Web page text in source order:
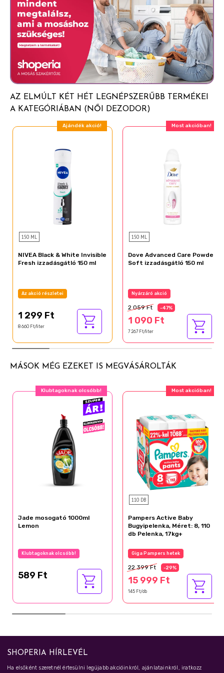
Steareth-21
PPG-15 Stearyl Ether
Parfum (Fragrance)
Tetramethyl Acetyloctahydronaphthalenes
Limonene
Citrus Aurantium Peel Oil
Dimethyl Phenethyl Acetate
Amyl Salicylate
AZ ELMÚLT KÉT HÉT LEGNÉPSZERŰBB TERMÉKEI
A KATEGÓRIÁBAN (NŐI DEZODOR)
Ajándék akció!
150 ML
NIVEA Black & White Invisible
Fresh izzadásgátló 150 ml
Az akció részletei
1 299 Ft
8 660 Ft/liter
Most akcióban!
150 ML
Dove Advanced Care Powder
Soft izzadásgátló 150 ml
Nyárzáró akció
2 059 Ft -47%
1 090 Ft
7 267 Ft/liter
MÁSOK MÉG EZEKET IS MEGVÁSÁROLTÁK
Klubtagoknak olcsóbb!
Jade mosogató 1000ml
Lemon
Klubtagoknak olcsóbb!
589 Ft
Most akcióban!
110 DB
Pampers Active Baby
Bugyipelenka, Méret: 8, 110
db Pelenka, 17kg+
Giga Pampers hetek
22 399 Ft -29%
15 999 Ft
145 Ft/db
SHOPERIA HÍRLEVÉL
Ha elsőként szeretnél értesülni legújabb akcióinkról, ajánlatainkról, iratkozz